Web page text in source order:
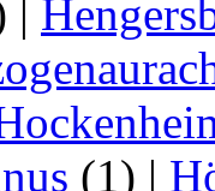
|
(1) |